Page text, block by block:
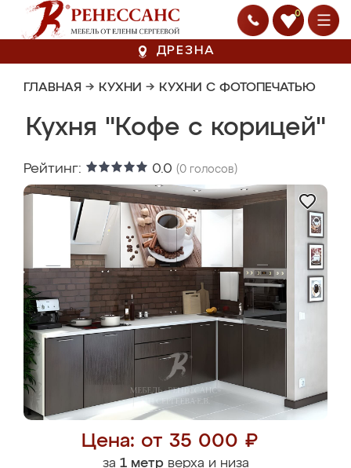
0
ДРЕЗНА
ГЛАВНАЯ → КУХНИ → КУХНИ С ФОТОПЕЧАТЬЮ
Кухня "Кофе с корицей"
Рейтинг: 0.0 (0 голосов)
Цена: от 35 000 ₽
за 1 метрверха и низа